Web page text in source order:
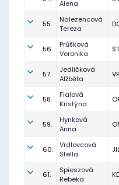
Alena
55.
Nalezencová
Tereza
56.
Průšková
Veronika
57.
Jedličková
Alžběta
58.
Fialová
Kristýna
59.
Hynková
Anna
60.
Vrdlovcová
Stella
61.
Spieszová
Rebeka